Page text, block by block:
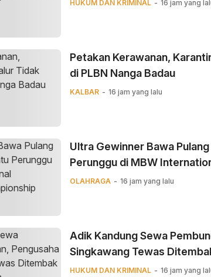
HUKUM DAN KRIMINAL 16 jam yang
Petakan Kerawanan,
di PLBN Nanga Badau
KALBAR 16 jam yang lalu
Ultra Gewinner Bawa
Perunggu di MBW
Championship
OLAHRAGA 16 jam yang lalu
Adik Kandung Sewa
Singkawang Tewas
HUKUM DAN KRIMINAL 16 jam yang